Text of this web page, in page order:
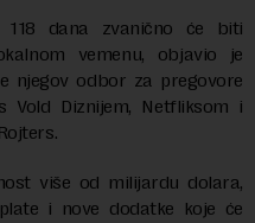
dana zvanično će biti
vemenu, objavio je
njegov odbor za pregovore
Vold Diznijem, Netfliksom i
više od milijardu dolara,
i nove dodatke koje će